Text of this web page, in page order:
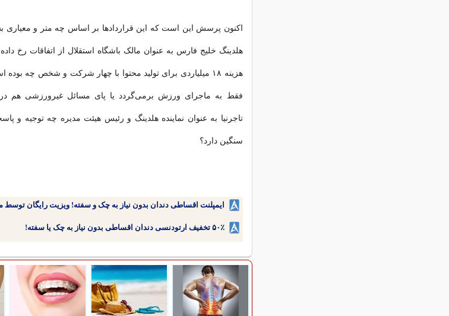
اکنون پرسش این است که این قراردادها بر اساس چه متر و معیاری
هلدینگ خلیج فارس به عنوان مالک باشگاه استقلال از اتفاقات رخ
هزینه ۱۸ میلیاردی برای تولید محتوا با چهار شرکت و شخص چه بوده
فقط به ماجرای ورزش برمی‌گردد یا پای مسائل غیرورزشی هم
تاجرنیا به عنوان نماینده هلدینگ و رئیس هیئت مدیره چه توجیه و
سنگین دارد؟
ایمپلنت اقساطی دندان بدون نیاز به چک و سفته! ویزیت رایگان
۵۰٪ تخفیف ارتودنسی دندان اقساطی بدون نیاز به چک یا سفته!